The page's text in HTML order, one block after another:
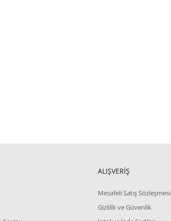
ALIŞVERİŞ
Mesafeli Satış Sözleşmesi
Gizlilik ve Güvenlik